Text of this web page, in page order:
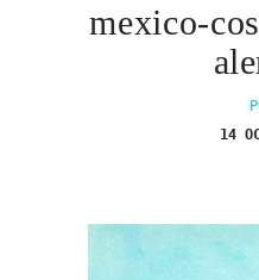
mexico-
14